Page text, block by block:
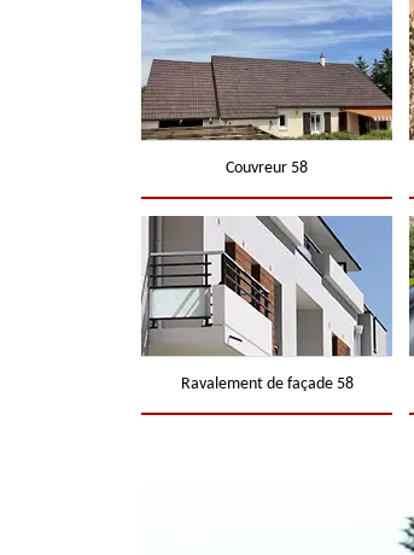
Couvreur 58
Ravalement de façade 58